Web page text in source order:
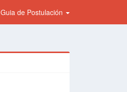
Guia de Postulación